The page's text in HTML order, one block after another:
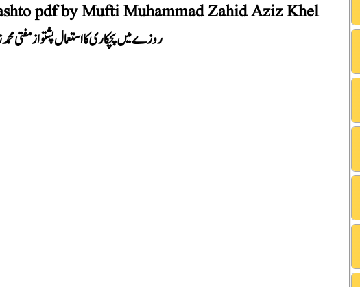
pdf by Mufti Muhammad Zahid Aziz Khel
روزے میں پچکاری کا استعمال پشتو از مفتی